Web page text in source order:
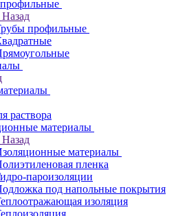
Назад
профильные
раствора
материалы
Назад
материалы
пленка
пароизоляции
под напольные покрытия
изоляция